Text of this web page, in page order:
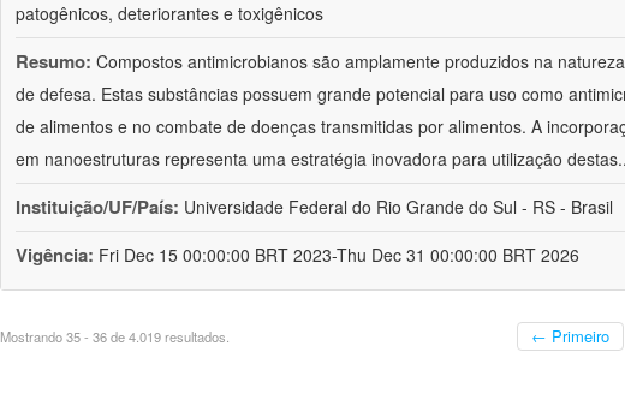
patogênicos, deteriorantes e toxigênicos
Resumo: Compostos antimicrobianos são amplamente produzidos na
de defesa. Estas substâncias possuem grande potencial para uso como
de alimentos e no combate de doenças transmitidas por alimentos. A
em nanoestruturas representa uma estratégia inovadora para utilização destas
Instituição/UF/País: Universidade Federal do Rio Grande do Sul - RS - Brasil
Vigência: Fri Dec 15 00:00:00 BRT 2023-Thu Dec 31 00:00:00 BRT 2026
Mostrando 35 - 36 de 4.019 resultados. ← Primeiro